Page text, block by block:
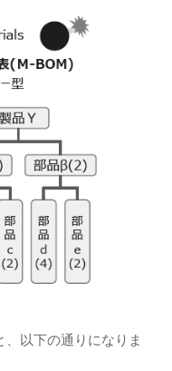
以下の通りになりま